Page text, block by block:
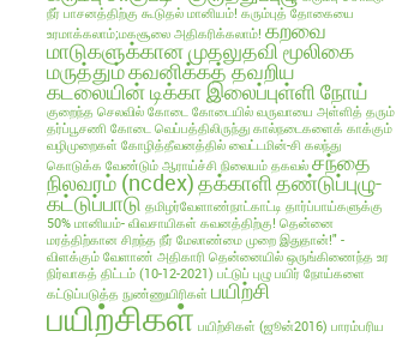
நீர் பாசனத்திற்கு கூடுதல் மானியம்! கரும்புத் தோகையை
உரமாக்கலாம்;மகசூலை அதிகரிக்கலாம்! கறவை
மாடுகளுக்கான முதலுதவி மூலிகை
மருத்தும்கவனிக்கத் தவறிய
கடலையின் டிக்கா இலைப்புள்ளி நோய்
குறைந்த செலவில் கோடை கோடையில் வருவாயை அள்ளித் தரும்
தர்ப்பூசணி கோடை வெப்பத்திலிருந்து கால்நடைகளைக் காக்கும்
வழிமுறைகள் கோழித்தீவனத்தில் வைட்டமின்-சி கலந்து
கொடுக்க வேண்டும் ஆராய்ச்சி நிலையம் தகவல் சந்தை
நிலவரம் (ncdex)தக்காளிதண்டுப்புழு-
கட்டுப்பாடு தமிழர்வேளாண்நாட்காட்டி தார்ப்பாய்களுக்கு
50% மானியம்- விவசாயிகள் கவனத்திற்கு! தென்னை
மரத்திற்கான சிறந்த நீர் மேலாண்மை முறை இதுதான்!" -
விளக்கும் வேளாண் அதிகாரி தென்னையில் ஒருங்கிணைந்த உர
நிர்வாகத் திட்டம் (10-12-2021) பட்டுப் புழு பயிர் நோய்களை
கட்டுப்படுத்த நுண்ணுயிரிகள் பயிற்சி
பயிற்சிகள் பயிற்சிகள் (ஜூன்2016) பாரம்பரிய